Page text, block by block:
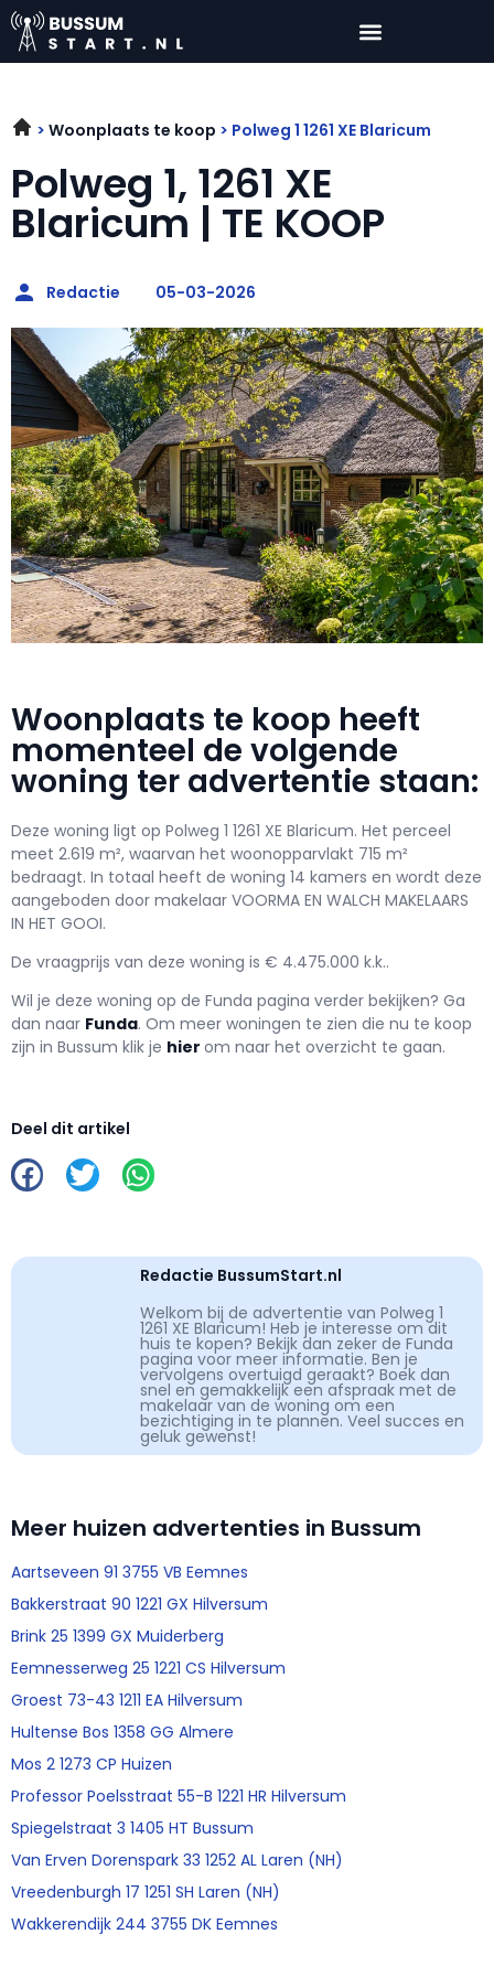
Woonplaats te koop Polweg 1 1261 XE Blaricum
Polweg 1, 1261 XE
Blaricum | TE KOOP
Redactie 05-03-2026
Woonplaats te koop heeft
momenteel de volgende
woning ter advertentie staan:
Deze woning ligt op Polweg 1 1261 XE Blaricum. Het perceel
meet 2.619 m², waarvan het woonopparvlakt 715 m²
bedraagt. In totaal heeft de woning 14 kamers en wordt deze
aangeboden door makelaar VOORMA EN WALCH MAKELAARS
IN HET GOOI.
De vraagprijs van deze woning is € 4.475.000 k.k..
Wil je deze woning op de Funda pagina verder bekijken? Ga
dan naar Funda. Om meer woningen te zien die nu te koop
zijn in Bussum klik je hier om naar het overzicht te gaan.
Deel dit artikel
Redactie BussumStart.nl
Welkom bij de advertentie van Polweg 1
1261 XE Blaricum! Heb je interesse om dit
huis te kopen? Bekijk dan zeker de Funda
pagina voor meer informatie. Ben je
vervolgens overtuigd geraakt? Boek dan
snel en gemakkelijk een afspraak met de
makelaar van de woning om een
bezichtiging in te plannen. Veel succes en
geluk gewenst!
Meer huizen advertenties in Bussum
Aartseveen 91 3755 VB Eemnes
Bakkerstraat 90 1221 GX Hilversum
Brink 25 1399 GX Muiderberg
Eemnesserweg 25 1221 CS Hilversum
Groest 73-43 1211 EA Hilversum
Hultense Bos 1358 GG Almere
Mos 2 1273 CP Huizen
Professor Poelsstraat 55-B 1221 HR Hilversum
Spiegelstraat 3 1405 HT Bussum
Van Erven Dorenspark 33 1252 AL Laren (NH)
Vreedenburgh 17 1251 SH Laren (NH)
Wakkerendijk 244 3755 DK Eemnes